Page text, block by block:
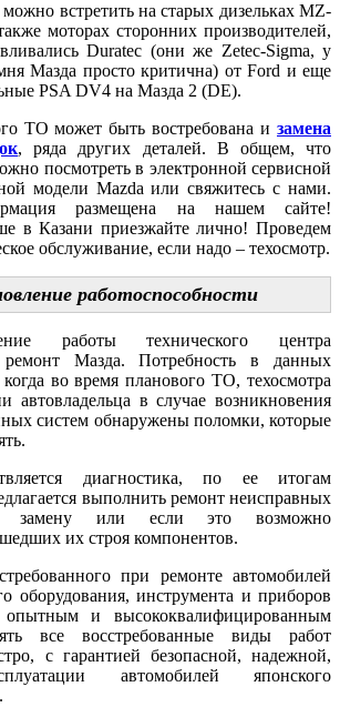
встретить на старых дизельках MZ-
моторах сторонних производителей,
Duratec (они же Zetec-Sigma, у
Мазда просто критична) от Ford и еще
PSA DV4 на Мазда 2 (DE).
ТО может быть востребована и замена
, ряда других деталей. В общем, что
посмотреть в электронной сервисной
модели Mazda или свяжитесь с нами.
размещена на нашем сайте!
в Казани приезжайте лично! Проведем
обслуживание, если надо – техосмотр.
работоспособности
работы технического центра
ремонт Мазда. Потребность в данных
когда во время планового ТО, техосмотра
автовладельца в случае возникновения
систем обнаружены поломки, которые
диагностика, по ее итогам
выполнить ремонт неисправных
замену или если это возможно
их строя компонентов.
при ремонте автомобилей
оборудования, инструмента и приборов
и высококвалифицированным
все восстребованные виды работ
с гарантией безопасной, надежной,
автомобилей японского